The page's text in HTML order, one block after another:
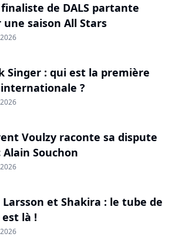
de DALS partante
une saison All Stars
Singer : qui est la première
?
Voulzy raconte sa dispute
Alain Souchon
Larsson et Shakira : le tube de
là !